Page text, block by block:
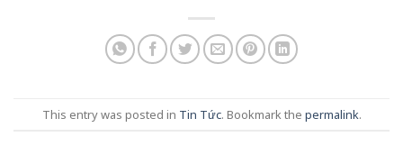
This entry was posted in Tin Tức. Bookmark the permalink.